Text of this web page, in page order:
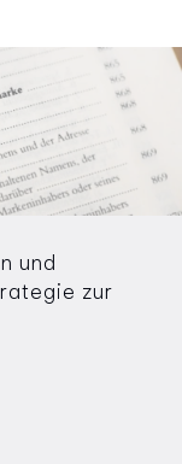
und
zur